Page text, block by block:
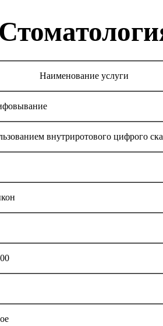
Наименование услуги
внутриротового цифрого